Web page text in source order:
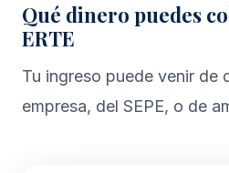
Qué dinero puedes
ERTE
Tu ingreso puede venir de
empresa, del SEPE, o de